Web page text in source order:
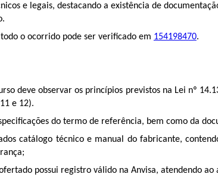
e legais, destacando a existência de
o ocorrido pode ser verificado em 154198470.
deve observar os princípios previstos na Lei nº
e 12).
do termo de referência, bem como da
catálogo técnico e manual do fabricante,
possui registro válido na Anvisa, atendendo